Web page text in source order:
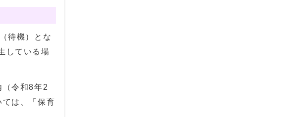
待機）とな
している場
令和8年2
は、「保育